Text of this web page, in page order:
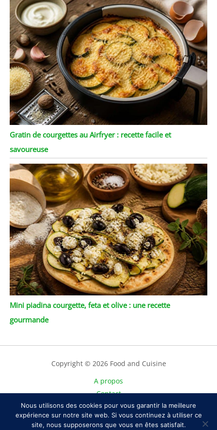
Gratin de courgettes au Airfryer : recette facile et
savoureuse
Mini piadina courgette, feta et olive : une recette
gourmande
Copyright © 2026 Food and Cuisine
A propos
Contact
Plan du site
Mentions légales
Nous utilisons des cookies pour vous garantir la meilleure
expérience sur notre site web. Si vous continuez à utiliser ce
site, nous supposerons que vous en êtes satisfait.